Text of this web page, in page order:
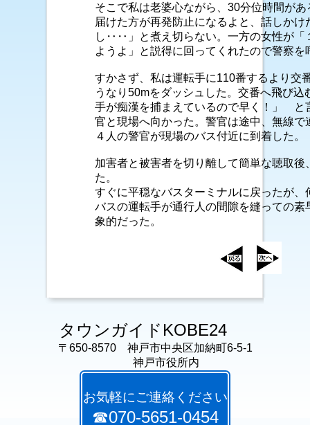
そこで私は老婆心ながら、30分位時間が
届けた方が再発防止になるよと、話しかけ
し‥‥」と煮え切らない。一方の女性が「
ようよ」と説得に回ってくれたので警察を
すかさず、私は運転手に110番するより交
うなり50mをダッシュした。交番へ飛び込
手が痴漢を捕まえているので早く！」 と
官と現場へ向かった。警官は途中、無線で
４人の警官が現場のバス付近に到着した。
加害者と被害者を切り離して簡単な聴取後
た。
すぐに平穏なバスターミナルに戻ったが、
バスの運転手が通行人の間隙を縫っての素
象的だった。
タウンガイドKOBE24
〒650-8570 神戸市中央区加納町6-5-1
神戸市役所内
お気軽にご連絡ください
☎070-5651-0454